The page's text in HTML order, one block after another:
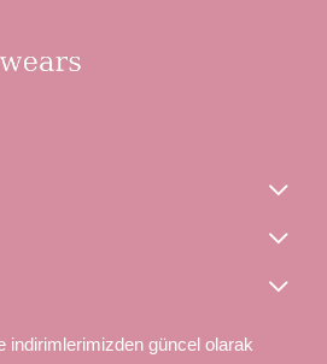
indirimlerimizden güncel olarak